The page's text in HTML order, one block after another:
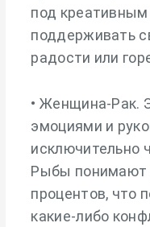
под креативным
поддерживать
радости или
• Женщина-Рак.
эмоциями и
исключительно
Рыбы понимают
процентов, что
какие-либо